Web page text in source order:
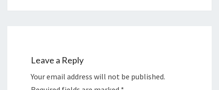
Leave a Reply
Your email address will not be published.